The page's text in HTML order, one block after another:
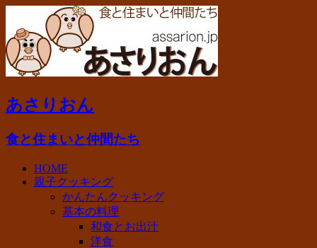
あさりおん
食と住まいと仲間たち
HOME
親子クッキング
かんたんクッキング
基本の料理
和食とお出汁
洋食